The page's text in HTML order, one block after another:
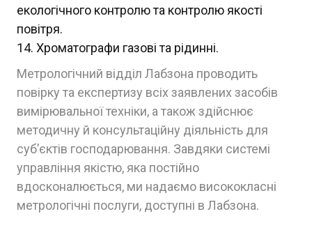
екологічного контролю та контролю якості
повітря.
Хроматографи газові та рідинні.
Метрологічний відділ Лабзона проводить
повірку та експертизу всіх заявлених засобів
вимірювальної техніки, а також здійснює
методичну й консультаційну діяльність для
суб’єктів господарювання. Завдяки системі
управління якістю, яка постійно
вдосконалюється, ми надаємо висококласні
метрологічні послуги, доступні в Лабзона.